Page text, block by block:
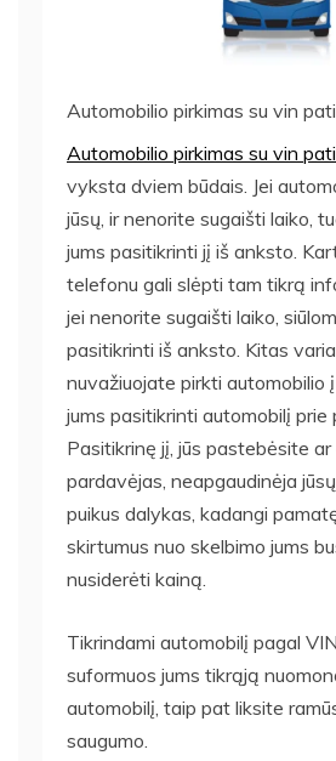
Automobilio pirkimas su vin
Automobilio pirkimas su vin
vyksta dviem būdais. Jei
jūsų, ir nenorite sugaišti laiko,
jums pasitikrinti jį iš anksto.
telefonu gali slėpti tam tikrą
jei nenorite sugaišti laiko,
pasitikrinti iš anksto. Kitas
nuvažiuojate pirkti automobilio
jums pasitikrinti automobilį prie
Pasitikrinę jį, jūs pastebėsite
pardavėjas, neapgaudinėja
puikus dalykas, kadangi
skirtumus nuo skelbimo jums
nusiderėti kainą.
Tikrindami automobilį pagal
suformuos jums tikrąją
automobilį, taip pat liksite
saugumo.